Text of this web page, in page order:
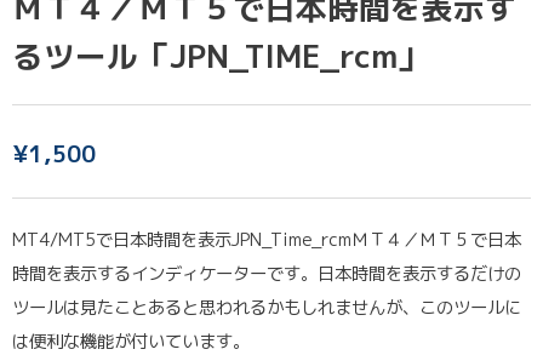
るツール「JPN_TIME_rcm」
¥1,500
MT4/MT5で日本時間を表示JPN_Time_rcmＭＴ４／ＭＴ５で日本
時間を表示するインディケーターです。日本時間を表示するだけの
ツールは見たことあると思われるかもしれませんが、このツールに
は便利な機能が付いています。